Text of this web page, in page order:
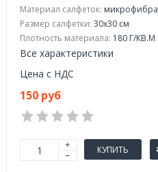
Материал салфеток: микрофибра
Размер салфетки: 30x30 см
Плотность материала: 180 Г/КВ.М
Все характеристики
Цена с НДС
150 руб
КУПИТЬ